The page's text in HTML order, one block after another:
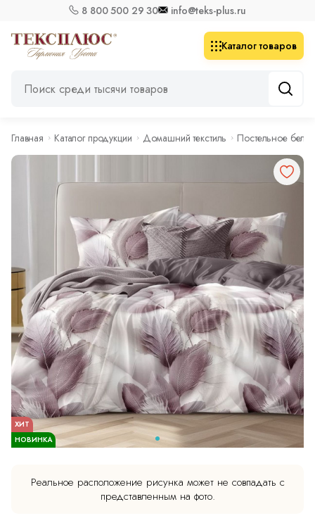
8 800 500 29 30 info@teks-plus.ru
Каталог товаров
Главная Каталог продукции Домашний текстиль Постельное белье
ХИТ
НОВИНКА
Реальное расположение рисунка может не совпадать с
представленным на фото.